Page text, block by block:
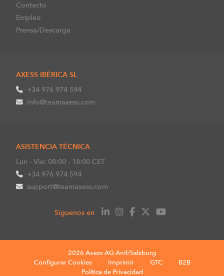
Contacto
Empleo
Prensa/Descarga
AXESS IBÉRICA SL
+34 976 974 594
info@teamaxess.com
ASISTENCIA TÉCNICA
Lun - Vie: 08:00 - 18:00 CET
+34 976 974 594
support@teamaxess.com
Síguenos en
2026 Axess AG Anif/Salzburg
Configurar Cookies
Imprimir GTC
B2B
Política de Privacidad